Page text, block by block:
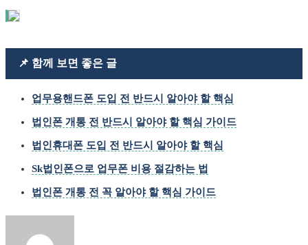
📌 함께 보면 좋은 글
업무용핸드폰 도입 전 반드시 알아야 할 핵심
법인폰 개통 전 반드시 알아야 할 핵심 가이드
법인휴대폰 도입 전 반드시 알아야 할 핵심
Sk법인폰으로 업무폰 비용 절감하는 법
법인폰 개통 전 꼭 알아야 할 핵심 가이드